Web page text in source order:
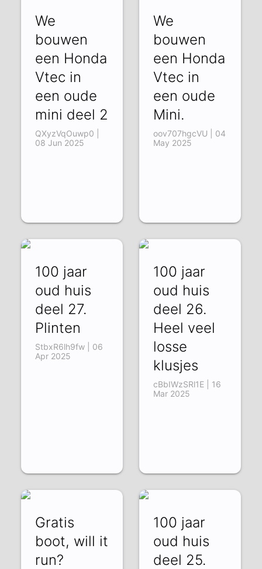
We
bouwen
een Honda
Vtec in
een oude
mini deel 2
QXyzVqOuwp0 |
08 Jun 2025
We
bouwen
een Honda
Vtec in
een oude
Mini.
oov707hgcVU | 04
May 2025
100 jaar
oud huis
deel 27.
Plinten
StbxR6lh9fw | 06
Apr 2025
100 jaar
oud huis
deel 26.
Heel veel
losse
klusjes
cBbIWzSRl1E | 16
Mar 2025
Gratis
boot, will it
run?
100 jaar
oud huis
deel 25.